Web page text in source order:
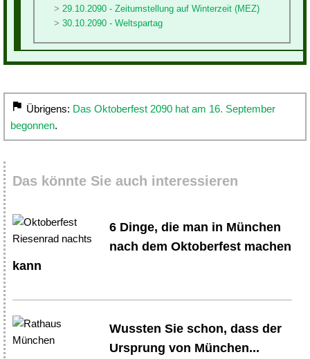
29.10.2090 - Zeitumstellung auf Winterzeit (MEZ)
30.10.2090 - Weltspartag
Übrigens: Das Oktoberfest 2090 hat am 16. September
begonnen.
Das könnte Sie auch interessieren
6 Dinge, die man in München
nach dem Oktoberfest machen
kann
Wussten Sie schon, dass der
Ursprung von München...